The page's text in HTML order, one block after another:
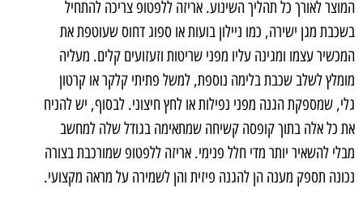
המוצר לאורך כל תהליך השינוע. אריזה ללפטופ צריכה להתחיל
בשכבת מגן ישירה, כמו ניילון בועות או ספוג דחוס שעוטפת את
המכשיר עצמו ומגינה עליו מפני שריטות וזעזועים קלים. מעליה
מומלץ לשלב שכבת בלימה נוספת, למשל פתיתי קלקר או קרטון
גלי, שמספקת הגנה מפני נפילות או לחץ חיצוני. לבסוף, יש להניח
את כל אלה בתוך קופסה קשיחה שמתאימה בגודל שלה למחשב
מבלי להשאיר יותר מדי חלל פנימי. אריזה ללפטופ שמורכבת בצורה
נכונה תספק מענה הן להגנה פיזית והן לשמירה על מראה מקצועי.